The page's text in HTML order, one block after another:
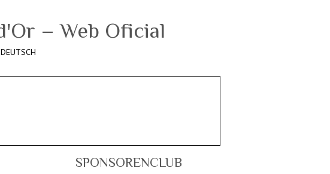
DEUTSCH
SPONSORENCLUB